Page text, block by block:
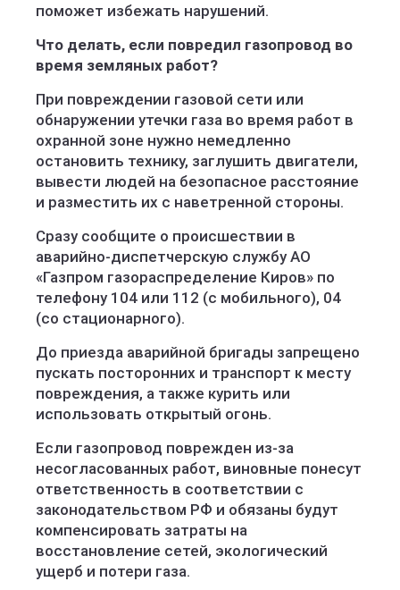
поможет избежать нарушений.
Что делать, если повредил газопровод во
время земляных работ?
При повреждении газовой сети или
обнаружении утечки газа во время работ в
охранной зоне нужно немедленно
остановить технику, заглушить двигатели,
вывести людей на безопасное расстояние
и разместить их с наветренной стороны.
Сразу сообщите о происшествии в
аварийно-диспетчерскую службу АО
«Газпром газораспределение Киров» по
телефону 104 или 112 (с мобильного), 04
(со стационарного).
До приезда аварийной бригады запрещено
пускать посторонних и транспорт к месту
повреждения, а также курить или
использовать открытый огонь.
Если газопровод поврежден из-за
несогласованных работ, виновные понесут
ответственность в соответствии с
законодательством РФ и обязаны будут
компенсировать затраты на
восстановление сетей, экологический
ущерб и потери газа.